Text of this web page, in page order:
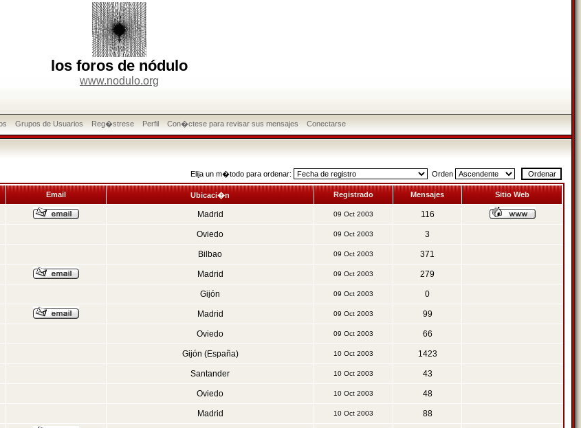
los foros de nódulo
www.nodulo.org
Grupos de Usuarios Reg�strese Perfil Con�ctese para revisar sus mensajes Conectarse
Elija un m�todo para ordenar: Orden
Email Ubicaci�n Registrado Mensajes Sitio Web
Madrid 09 Oct 2003 116
Oviedo 09 Oct 2003 3
Bilbao 09 Oct 2003 371
Madrid 09 Oct 2003 279
Gijón 09 Oct 2003 0
Madrid 09 Oct 2003 99
Oviedo 09 Oct 2003 66
Gijón (España) 10 Oct 2003 1423
Santander 10 Oct 2003 43
Oviedo 10 Oct 2003 48
Madrid 10 Oct 2003 88